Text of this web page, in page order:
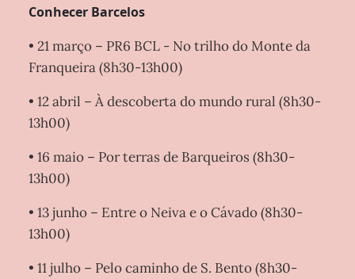
Conhecer Barcelos
• 21 março – PR6 BCL - No trilho do Monte da
Franqueira (8h30-13h00)
• 12 abril – À descoberta do mundo rural (8h30-
13h00)
• 16 maio – Por terras de Barqueiros (8h30-
13h00)
• 13 junho – Entre o Neiva e o Cávado (8h30-
13h00)
• 11 julho – Pelo caminho de S. Bento (8h30-